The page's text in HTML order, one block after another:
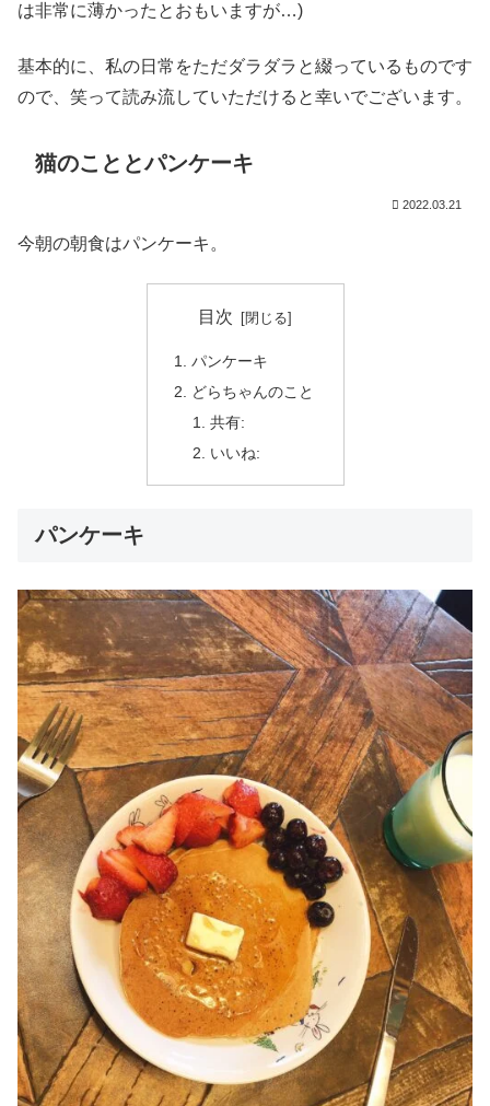
は非常に薄かったとおもいますが…)
基本的に、私の日常をただダラダラと綴っているものです
ので、笑って読み流していただけると幸いでございます。
猫のこととパンケーキ
2022.03.21
今朝の朝食はパンケーキ。
目次
パンケーキ
どらちゃんのこと
共有:
いいね:
パンケーキ